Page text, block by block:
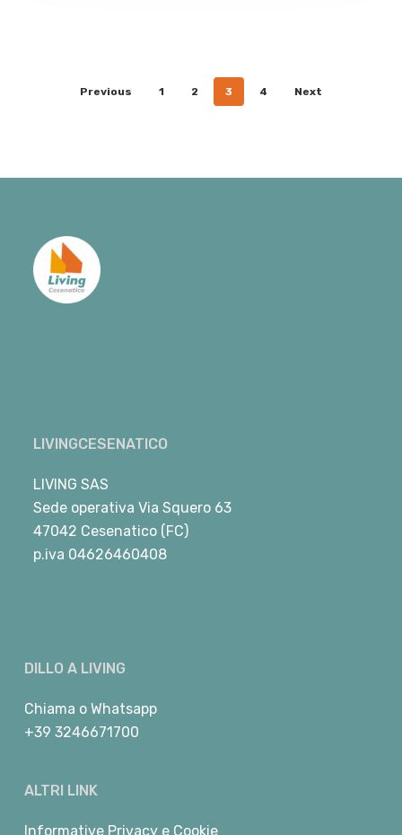
Previous 1 2 3 4 Next
LIVINGCESENATICO
LIVING SAS
Sede operativa Via Squero 63
47042 Cesenatico (FC)
p.iva 04626460408
DILLO A LIVING
Chiama o Whatsapp
+39 3246671700
ALTRI LINK
Informative Privacy e Cookie